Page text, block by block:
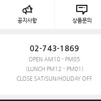
공지사항 상품문의
02-743-1869
OPEN AM10 - PM05
(LUNCH PM12 - PM01)
CLOSE SAT/SUN/HOLIDAY OFF